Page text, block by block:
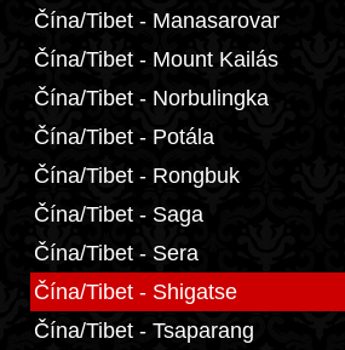
Čína/Tibet - Manasarovar
Čína/Tibet - Mount Kailás
Čína/Tibet - Norbulingka
Čína/Tibet - Potála
Čína/Tibet - Rongbuk
Čína/Tibet - Saga
Čína/Tibet - Sera
Čína/Tibet - Shigatse
Čína/Tibet - Tsaparang